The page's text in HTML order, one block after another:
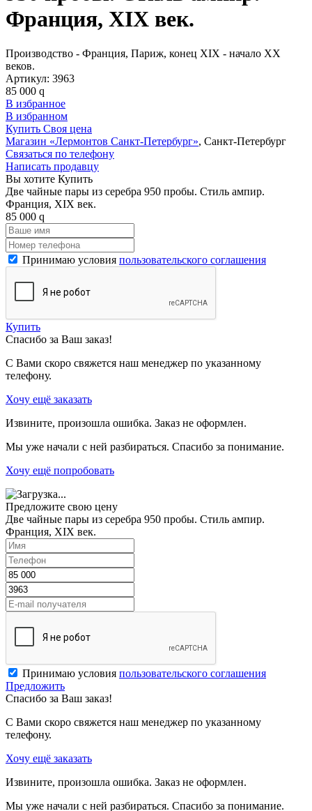
Франция, XIX век.
Производство - Франция, Париж, конец XIX - начало XX
веков.
Артикул: 3963
85 000 q
В избранное
В избранном
Купить Своя цена
Магазин «Лермонтов Санкт-Петербург», Санкт-Петербург
Связаться по телефону
Написать продавцу
Вы хотите Купить
Две чайные пары из серебра 950 пробы. Стиль ампир.
Франция, XIX век.
85 000 q
Принимаю условия пользовательского соглашения
Купить
Спасибо за Ваш заказ!
С Вами скоро свяжется наш менеджер по указанному
телефону.
Хочу ещё заказать
Извините, произошла ошибка. Заказ не оформлен.
Мы уже начали с ней разбираться. Спасибо за понимание.
Хочу ещё попробовать
Предложите свою цену
Две чайные пары из серебра 950 пробы. Стиль ампир.
Франция, XIX век.
Принимаю условия пользовательского соглашения
Предложить
Спасибо за Ваш заказ!
С Вами скоро свяжется наш менеджер по указанному
телефону.
Хочу ещё заказать
Извините, произошла ошибка. Заказ не оформлен.
Мы уже начали с ней разбираться. Спасибо за понимание.